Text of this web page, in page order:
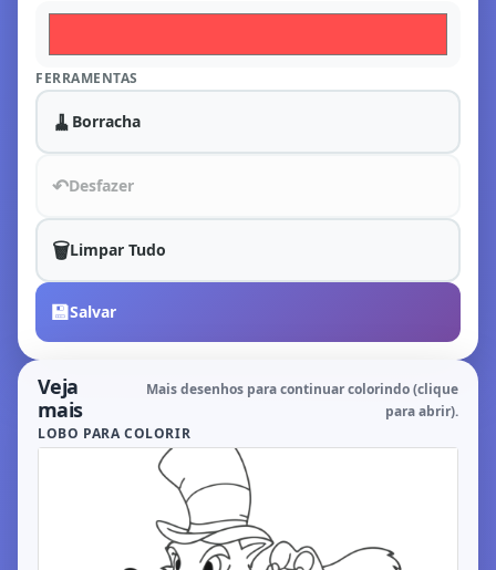
FERRAMENTAS
🧹 Borracha
↶Desfazer
🗑️Limpar Tudo
💾Salvar
Veja
mais
Mais desenhos para continuar colorindo (clique
para abrir).
LOBO PARA COLORIR